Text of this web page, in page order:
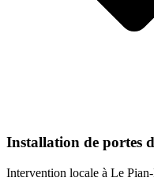
Installation de portes
Intervention locale à Le